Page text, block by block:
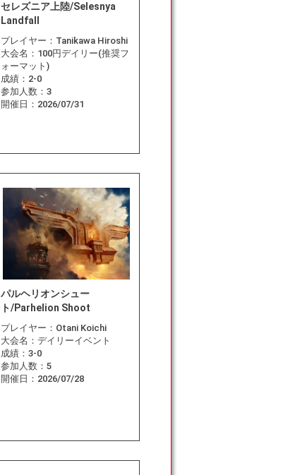
セレズニア上陸/Selesnya
Landfall
プレイヤー： Tanikawa Hiroshi
大会名： 100円デイリー(推奨フ
ォーマット)
成績： 2-0
参加人数： 3
開催日： 2026/07/31
パルヘリオンシュー
ト/Parhelion Shoot
プレイヤー： Otani Koichi
大会名： デイリーイベント
成績： 3-0
参加人数： 5
開催日： 2026/07/28